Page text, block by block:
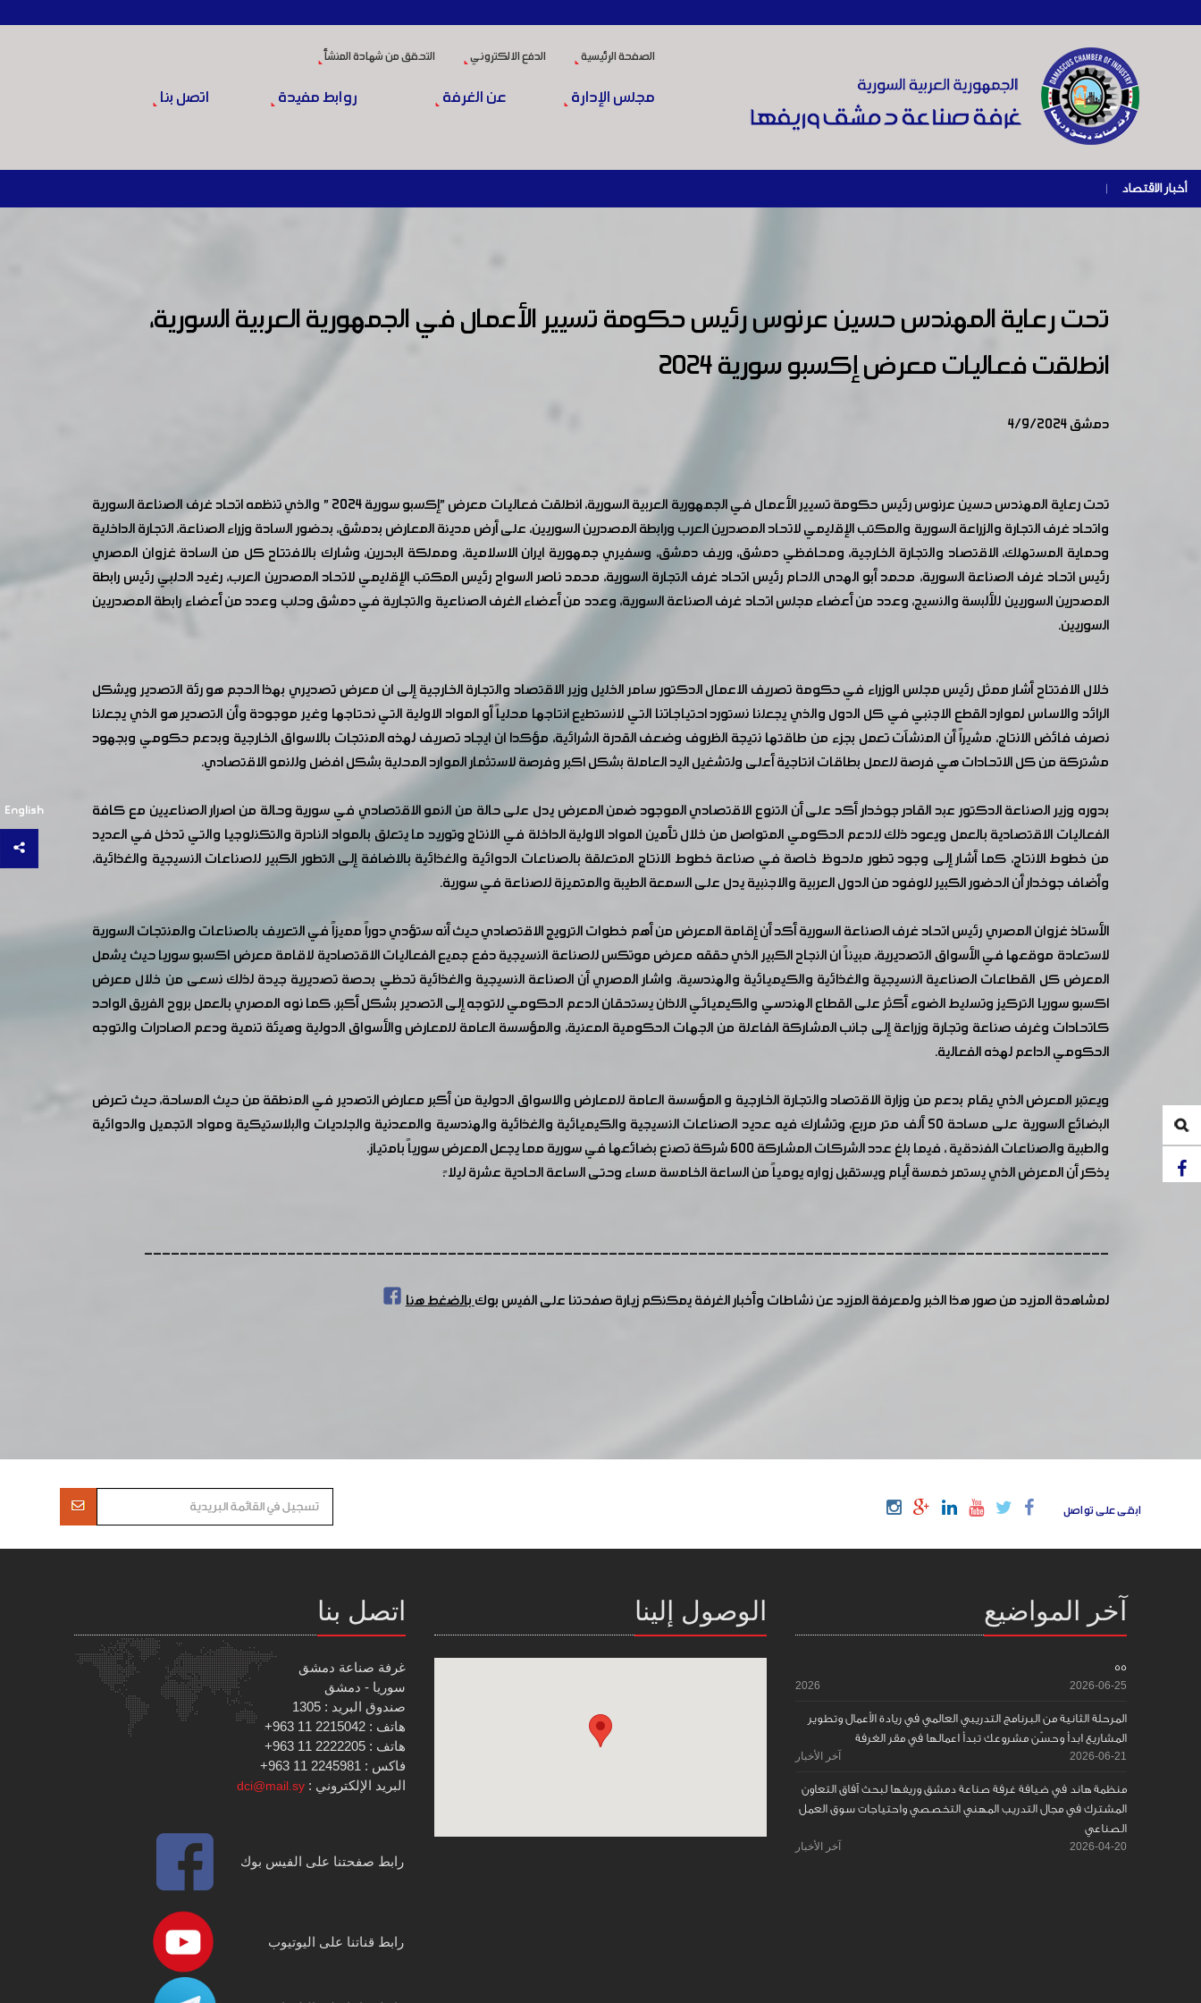
الصفحة الرئيسية الدفع الالكتروني التحقق من شهادة المنشأ
مجلس الإدارة عن الغرفة روابط مفيدة اتصل بنا
أخبار الاقتصاد |
English
تحت رعاية المهندس حسين عرنوس رئيس حكومة تسيير الأعمال في الجمهورية العربية السورية،
انطلقت فعاليات معرض إكسبو سورية 2024
دمشق 4/9/2024
تحت رعاية المهندس حسين عرنوس رئيس حكومة تسيير الأعمال في الجمهورية العربية السورية، انطلقت فعاليات معرض "إكسبو سورية 2024 " والذي تنظمه اتحاد غرف الصناعة السورية
واتحاد غرف التجارة والزراعة السورية والمكتب الإقليمي لاتحاد المصدرين العرب ورابطة المصدرين السوريين، على أرض مدينة المعارض بدمشق، بحضور السادة وزراء الصناعة، التجارة الداخلية
وحماية المستهلك، الاقتصاد والتجارة الخارجية، ومحافظي دمشق، وريف دمشق، وسفيري جمهورية ايران الاسلامية، ومملكة البحرين، وشارك بالافتتاح كل من السادة غزوان المصري
رئيس اتحاد غرف الصناعة السورية، محمد أبو الهدى اللحام رئيس اتحاد غرف التجارة السورية، محمد ناصر السواح رئيس المكتب الإقليمي لاتحاد المصدرين العرب، رغيد الحلبي رئيس رابطة
المصدرين السوريين للألبسة والنسيج، وعدد من أعضاء مجلس اتحاد غرف الصناعة السورية، وعدد من أعضاء الغرف الصناعية والتجارية في دمشق وحلب وعدد من أعضاء رابطة المصدريين
السوريين.
خلال الافتتاح أشار ممثل رئيس مجلس الوزراء في حكومة تصريف الاعمال الدكتور سامر الخليل وزير الاقتصاد والتجارة الخارجية إلى ان معرض تصديري بهذا الحجم هو رئة التصدير ويشكل
الرائد والاساس لموارد القطع الاجنبي في كل الدول والذي يجعلنا نستورد احتياجاتنا التي لانستطيع انتاجها محلياً أو المواد الاولية التي نحتاجها وغير موجودة وأن التصدير هو الذي يجعلنا
نصرف فائض الانتاج، مشيراً أن المنشآت تعمل بجزء من طاقتها نتيجة الظروف وضعف القدرة الشرائية، مؤكدا ان ايجاد تصريف لهذه المنتجات بالاسواق الخارجية وبدعم حكومي وبجهود
مشتركة من كل الاتحادات هي فرصة للعمل بطاقات انتاجية أعلى ولتشغيل اليد العاملة بشكل اكبر وفرصة لاستثمار الموارد المحلية بشكل افضل وللنمو الاقتصادي.
بدوره وزير الصناعة الدكتور عبد القادر جوخدار أكد على أن التنوع الاقتصادي الموجود ضمن المعرض يدل على حالة من النمو الاقتصادي في سورية وحالة من اصرار الصناعيين مع كافة
الفعاليات الاقتصادية بالعمل ويعود ذلك للدعم الحكومي المتواصل من خلال تأمين المواد الاولية الداخلة في الانتاج وتوريد ما يتعلق بالمواد النادرة والتكنلوجيا والتي تدخل في العديد
من خطوط الانتاج، كما أشار إلى وجود تطور ملحوظ خاصة في صناعة خطوط الانتاج المتعلقة بالصناعات الدوائية والغذائية بالاضافة إلى التطور الكبير للصناعات النسيجية والغذائية،
وأضاف جوخدار أن الحضور الكبير للوفود من الدول العربية والاجنبية يدل على السمعة الطيبة والمتميزة للصناعة في سورية.
الأستاذ غزوان المصري رئيس اتحاد غرف الصناعة السورية أكد أن إقامة المعرض من أهم خطوات الترويج الاقتصادي حيث أنه ستؤدي دوراً مميزاً في التعريف بالصناعات والمنتجات السورية
لاستعادة موقعها في الأسواق التصديرية، مبيناً ان النجاح الكبير الذي حققه معرض موتكس للصناعة النسيجية دفع جميع الفعاليات الاقتصادية لاقامة معرض اكسبو سوريا حيث يشمل
المعرض كل القطاعات الصناعية النسيجية والغذائية والكيميائية والهندسية، واشار المصري أن الصناعة النسيجية والغذائية تحظي بحصة تصديرية جيدة لذلك نسعى من خلال معرض
اكسبو سوريا التركيز وتسليط الضوء أكثر على القطاع الهندسي والكيميائي اللذان يستحقان الدعم الحكومي للتوجه إلى التصدير بشكل أكبر، كما نوه المصري بالعمل بروح الفريق الواحد
كاتحادات وغرف صناعة وتجارة وزراعة إلى جانب المشاركة الفاعلة من الجهات الحكومية المعنية، والمؤسسة العامة للمعارض والأسواق الدولية وهيئة تنمية ودعم الصادرات والتوجه
الحكومي الداعم لهذه الفعالية.
ويعتبر المعرض الذي يقام بدعم من وزارة الاقتصاد والتجارة الخارجية و المؤسسة العامة للمعارض والاسواق الدولية من أكبر معارض التصدير في المنطقة من حيث المساحة، حيث تعرض
البضائع السورية على مساحة 50 ألف متر مربع، وتشارك فيه عديد الصناعات النسيجية والكيميائية والغذائية والهندسية والمعدنية والجلديات والبلاستيكية ومواد التجميل والدوائية
والطبية والصناعات الفندقية ، فيما بلغ عدد الشركات المشاركة 600 شركة تصنع بضائعها في سورية مما يجعل المعرض سورياً بامتياز.
يذكر أن المعرض الذي يستمر خمسة أيام ويستقبل زواره يومياً من الساعة الخامسة مساء وحتى الساعة الحادية عشرة ليلا ً.
------------------------------------------------------------------------------------------------------------
لمشاهدة المزيد من صور هذا الخبر ولمعرفة المزيد عن نشاطات وأخبار الغرفة يمكنكم زيارة صفحتنا على الفيس بوكبالضغط هنا
ابقى على تواصل
آخر المواضيع
55
2026-06-25
2026
المرحلة الثانية من البرنامج التدريبي العالمي في ريادة الأعمال وتطوير
المشاريع ابدأ وحسّن مشروعك تبدأ اعمالها في مقر الغرفة
2026-06-21 آخر الأخبار
منظمة هاند في ضيافة غرفة صناعة دمشق وريفها لبحث آفاق التعاون
المشترك في مجال التدريب المهني التخصصي واحتياجات سوق العمل
الصناعي
2026-04-20 آخر الأخبار
الوصول إلينا اتصل بنا
غرفة صناعة دمشق
سوريا - دمشق
صندوق البريد : 1305
هاتف : 2215042 11 963+
هاتف : 2222205 11 963+
فاكس : 2245981 11 963+
البريد الإلكتروني : dci@mail.sy
رابط صفحتنا على الفيس بوك
رابط قناتنا على اليوتيوب